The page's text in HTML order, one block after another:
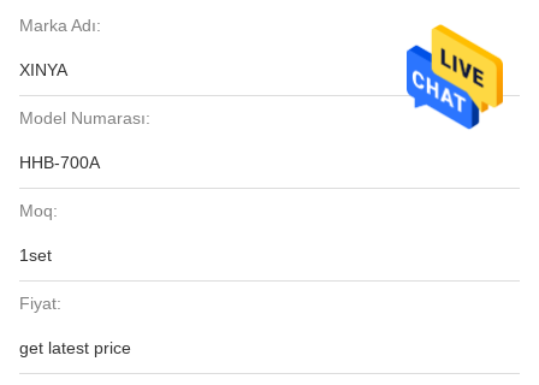
Marka Adı:
XINYA
Model Numarası:
HHB-700A
Moq:
1set
Fiyat:
get latest price